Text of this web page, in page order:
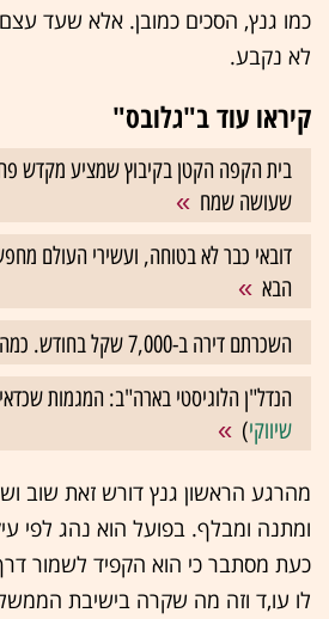
כמו גנץ, הסכים כמובן. אלא שעד
לא נקבע.
קיראו עוד ב"גלובס"
בית הקפה הקטן בקיבוץ שמציע מקדש
שעושה שמח
דובאי כבר לא בטוחה, ועשירי העולם
הבא
השכרתם דירה ב-7,000 שקל בחודש. כמה מס תשלמו?
הנדל"ן הלוגיסטי בארה"ב: המגמות
שיווקי)
מהרגע הראשון גנץ דורש זאת שוב
ומתנה ומבלף. בפועל הוא נהג לפי
כעת מסתבר כי הוא הקפיד לשמור דרך
לו עו,ד וזה מה שקרה בישיבת